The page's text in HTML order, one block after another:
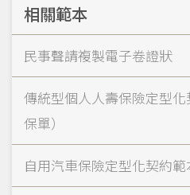
相關範本
民事聲請複製電子卷證狀
傳統型個人人壽保險定型
保單）
自用汽車保險定型化契約範